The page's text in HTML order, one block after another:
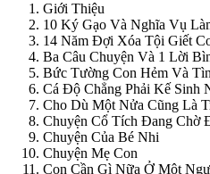
Giới Thiệu
10 Ký Gạo Và Nghĩa Vụ
14 Năm Đợi Xóa Tội Giết
Ba Câu Chuyện Và 1 Lời
Bức Tường Con Hẻm Và
Cá Độ Chẳng Phải Kế Sinh
Cho Dù Một Nửa Cũng Là
Chuyện Cổ Tích Đang Chờ
Chuyện Của Bé Nhi
Chuyện Mẹ Con
Con Cần Gì Nữa Ở Một